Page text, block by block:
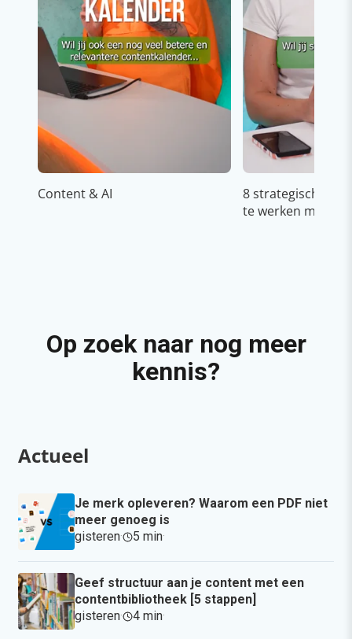
Content & AI
8 strategische
te werken met
Op zoek naar nog meer
kennis?
Actueel
Je merk opleveren? Waarom een PDF niet
meer genoeg is
gisteren· 5 min·
Geef structuur aan je content met een
contentbibliotheek [5 stappen]
gisteren· 4 min·